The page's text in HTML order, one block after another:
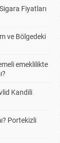
Fiyatları
ve Bölgedeki
emeklilikte
Kandili
Portekizli